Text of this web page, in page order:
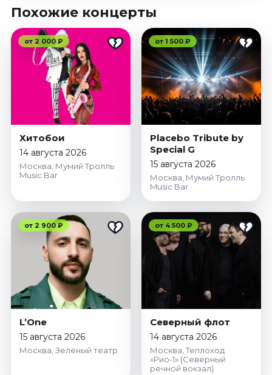
Похожие концерты
от 2 000 ₽
Хитобои
14 августа 2026
Москва, Мумий Тролль
Music Bar
от 1 500 ₽
Placebo Tribute by
Special G
15 августа 2026
Москва, Мумий Тролль
Music Bar
от 2 900 ₽
L’One
15 августа 2026
Москва, Зелёный театр
от 4 500 ₽
Северный флот
14 августа 2026
Москва, Теплоход
«Рио-1» (Северный
речной вокзал)